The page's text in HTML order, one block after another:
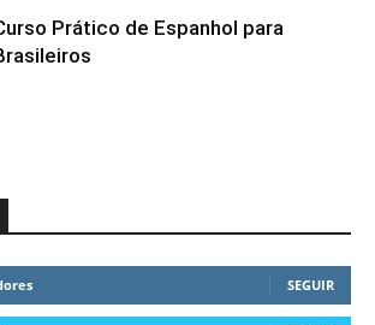
Prático de Espanhol para
SEGUIR